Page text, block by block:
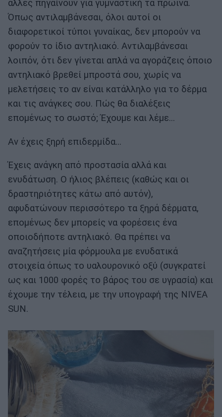
άλλες πηγαίνουν για γυμναστική τα πρωινά.
Όπως αντιλαμβάνεσαι, όλοι αυτοί οι
διαφορετικοί τύποι γυναίκας, δεν μπορούν να
φορούν το ίδιο αντηλιακό. Αντιλαμβάνεσαι
λοιπόν, ότι δεν γίνεται απλά να αγοράζεις όποιο
αντηλιακό βρεθεί μπροστά σου, χωρίς να
μελετήσεις το αν είναι κατάλληλο για το δέρμα
και τις ανάγκες σου. Πώς θα διαλέξεις
επομένως το σωστό; Έχουμε και λέμε…
Αν έχεις ξηρή επιδερμίδα…
Έχεις ανάγκη από προστασία αλλά και
ενυδάτωση. Ο ήλιος βλέπεις (καθώς και οι
δραστηριότητες κάτω από αυτόν),
αφυδατώνουν περισσότερο τα ξηρά δέρματα,
επομένως δεν μπορείς να φορέσεις ένα
οποιοδήποτε αντηλιακό. Θα πρέπει να
αναζητήσεις μία φόρμουλα με ενυδατικά
στοιχεία όπως το υαλουρονικό οξύ (συγκρατεί
ως και 1000 φορές το βάρος του σε υγρασία) και
έχουμε την τέλεια, με την υπογραφή της NIVEA
SUN.